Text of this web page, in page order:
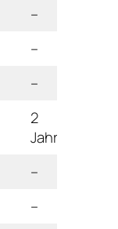
–
–
–
2
Jahre
–
–